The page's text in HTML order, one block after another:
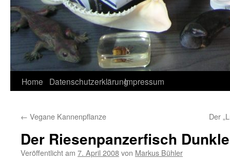
Home DatenschutzerklärungImpressum
← Vegane Kannenpflanze Der
Der Riesenpanzerfisch
Veröffentlicht am 7. April 2008von Markus Bühler